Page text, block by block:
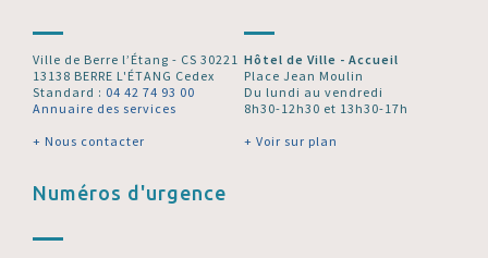
Ville de Berre l’Étang - CS 30221
13138 BERRE L'ÉTANG Cedex
Standard : 04 42 74 93 00
Annuaire des services
+ Nous contacter
Hôtel de Ville - Accueil
Place Jean Moulin
Du lundi au vendredi
8h30-12h30 et 13h30-17h
+ Voir sur plan
Numéros d'urgence